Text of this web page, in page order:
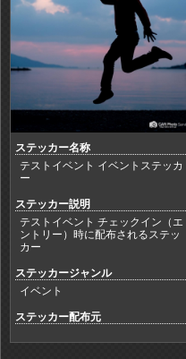
ステッカー名称
テストイベント イベントステッカ
ー
ステッカー説明
テストイベント チェックイン（エ
ントリー）時に配布されるステッ
カー
ステッカージャンル
イベント
ステッカー配布元